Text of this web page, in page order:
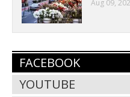
Aug 09,
FACEBOOK
YOUTUBE